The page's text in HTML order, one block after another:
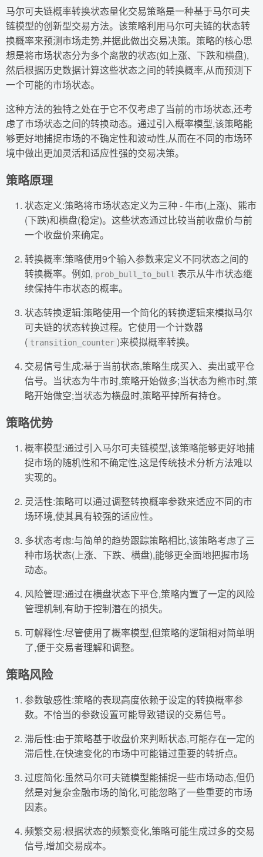
马尔可夫链概率转换状态量化交易策略是一种基于马尔可夫
链模型的创新型交易方法。该策略利用马尔可夫链的状态转
换概率来预测市场走势,并据此做出交易决策。策略的核心思
想是将市场状态分为多个离散的状态(如上涨、下跌和横盘),
然后根据历史数据计算这些状态之间的转换概率,从而预测下
一个可能的市场状态。
这种方法的独特之处在于它不仅考虑了当前的市场状态,还考
虑了市场状态之间的转换动态。通过引入概率模型,该策略能
够更好地捕捉市场的不确定性和波动性,从而在不同的市场环
境中做出更加灵活和适应性强的交易决策。
策略原理
状态定义:策略将市场状态定义为三种 - 牛市(上涨)、熊市
(下跌)和横盘(稳定)。这些状态通过比较当前收盘价与前
一个收盘价来确定。
转换概率:策略使用9个输入参数来定义不同状态之间的
转换概率。例如, prob_bull_to_bull 表示从牛市状态继
续保持牛市状态的概率。
状态转换逻辑:策略使用一个简化的转换逻辑来模拟马尔
可夫链的状态转换过程。它使用一个计数器
( transition_counter )来模拟概率转换。
交易信号生成:基于当前状态,策略生成买入、卖出或平仓
信号。当状态为牛市时,策略开始做多;当状态为熊市时,策
略开始做空;当状态为横盘时,策略平掉所有持仓。
策略优势
概率模型:通过引入马尔可夫链模型,该策略能够更好地捕
捉市场的随机性和不确定性,这是传统技术分析方法难以
实现的。
灵活性:策略可以通过调整转换概率参数来适应不同的市
场环境,使其具有较强的适应性。
多状态考虑:与简单的趋势跟踪策略相比,该策略考虑了三
种市场状态(上涨、下跌、横盘),能够更全面地把握市场
动态。
风险管理:通过在横盘状态下平仓,策略内置了一定的风险
管理机制,有助于控制潜在的损失。
可解释性:尽管使用了概率模型,但策略的逻辑相对简单明
了,便于交易者理解和调整。
策略风险
参数敏感性:策略的表现高度依赖于设定的转换概率参
数。不恰当的参数设置可能导致错误的交易信号。
滞后性:由于策略基于收盘价来判断状态,可能存在一定的
滞后性,在快速变化的市场中可能错过重要的转折点。
过度简化:虽然马尔可夫链模型能捕捉一些市场动态,但仍
然是对复杂金融市场的简化,可能忽略了一些重要的市场
因素。
频繁交易:根据状态的频繁变化,策略可能生成过多的交易
信号,增加交易成本。